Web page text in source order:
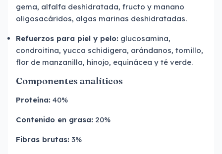
gema, alfalfa deshidratada, fructo y manano
oligosacáridos, algas marinas deshidratadas.
Refuerzos para piel y pelo: glucosamina,
condroitina, yucca schidigera, arándanos, tomillo,
flor de manzanilla, hinojo, equinácea y té verde.
Componentes analíticos
Proteína: 40%
Contenido en grasa: 20%
Fibras brutas: 3%